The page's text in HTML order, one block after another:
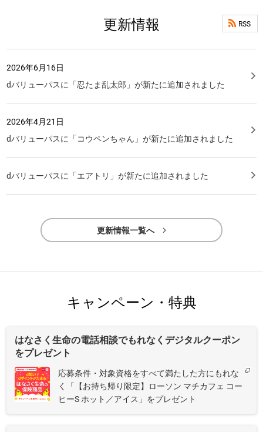
更新情報 RSS
2026年6月16日
dバリューパスに「忍たま乱太郎」が新たに追加されました
2026年4月21日
dバリューパスに「コウペンちゃん」が新たに追加されました
dバリューパスに「エアトリ」が新たに追加されました
更新情報一覧へ 
キャンペーン・特典
はなさく生命の電話相談でもれなくデジタルクーポン
をプレゼント
​​応募条件・対象資格をすべて満たした方にもれな
く「【お持ち帰り限定】ローソン マチカフェ コー
ヒーS ホット／アイス」をプレゼント